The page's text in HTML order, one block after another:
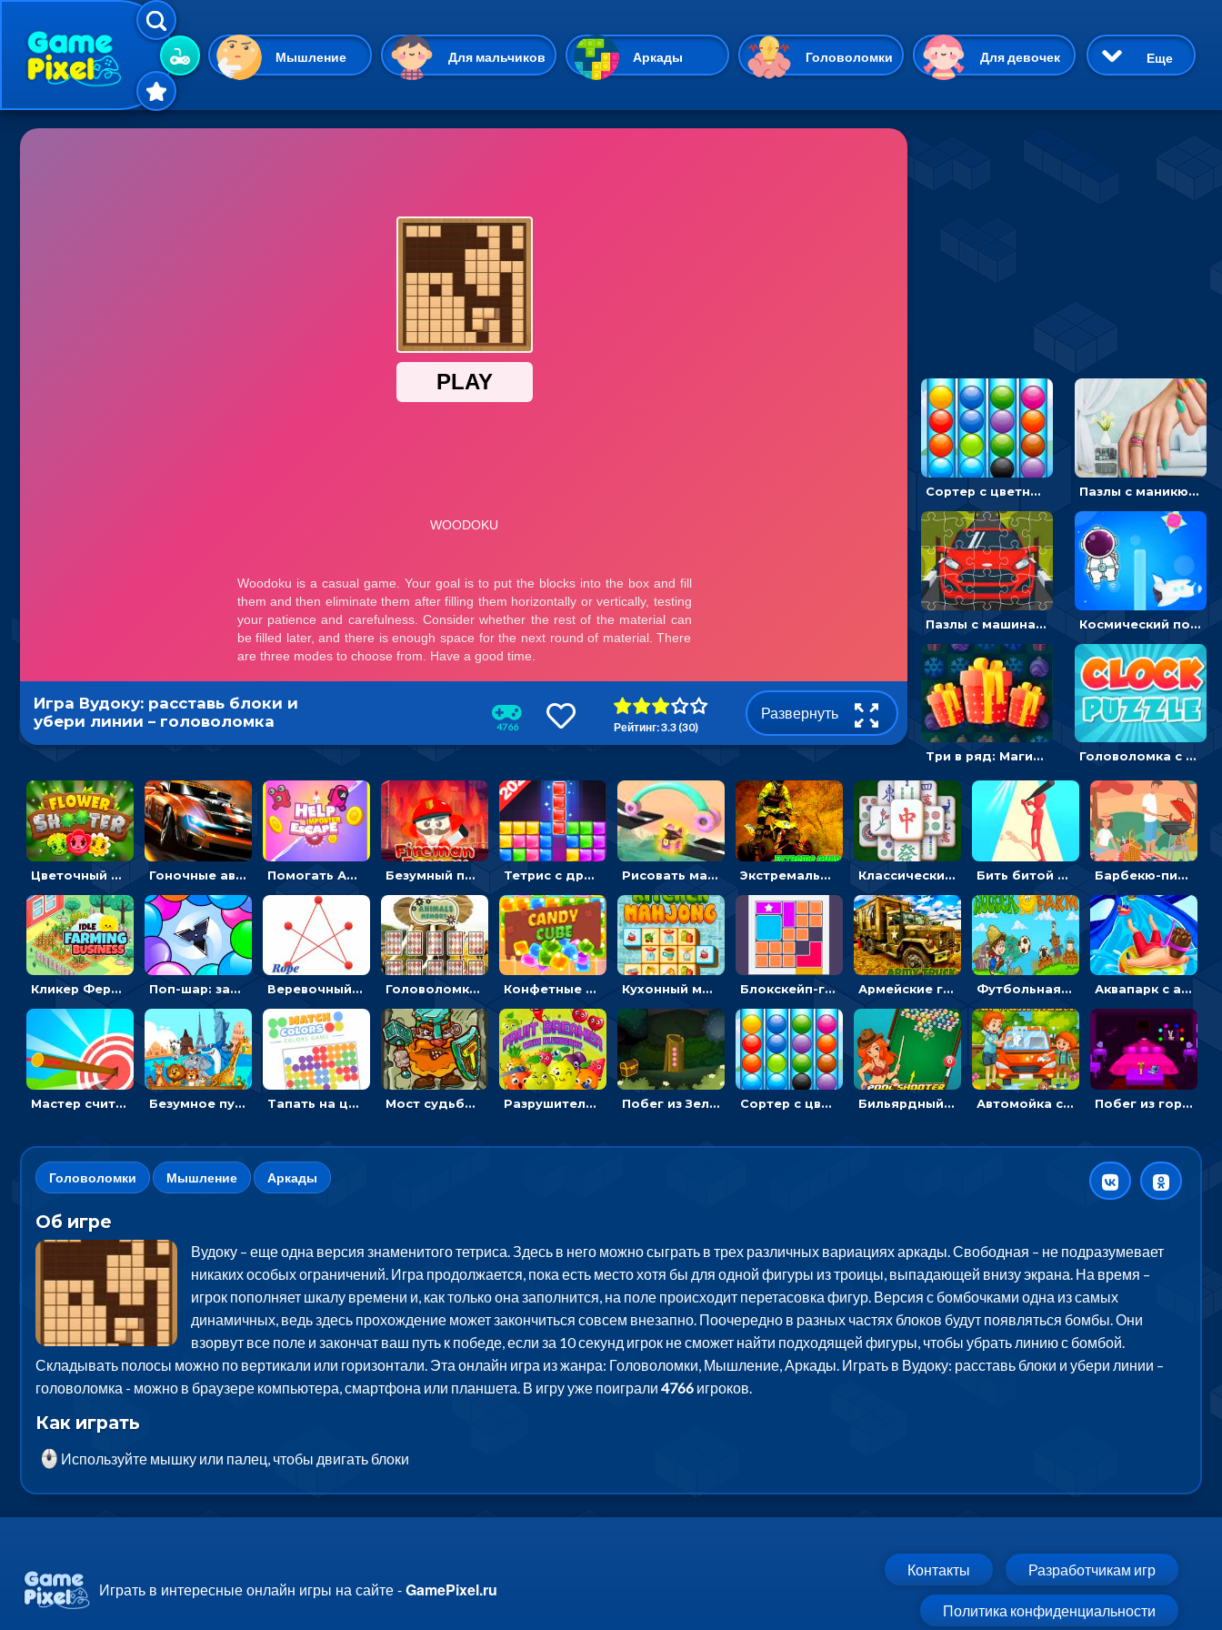
Мышление Для мальчиков Аркады Головоломки Для девочек
Гиперказуальные Казуальные Веселые 3D Приключения
Симуляторы
Пасьянс
Еще
Сортер с цветными шариками: размещать в колбах по цвету Пазлы с маникюром: собери идеальный рисунок для ногтей
Пазлы с машинами Форд: собирать картинки и открывать новые Космический побег: двигать космонавта, чтобы попасть к кораблю
Три в ряд: Магические рождественские драгоценности Головоломка с часами для детей: читать время по циферблату
Игра Вудоку: расставь блоки и
убери линии – головоломка
4766 Рейтинг: 3.3 (30)
Развернуть
Цветочный шутер: стрелять пчелками по цветам Гоночные авто в пазлах: разбей картинку и собери снова Помогать Амонг Ас бежать из комнаты через преграды - приключения Безумный пожарный: направлять шланг, чтобы тушить горящие бревна Тетрис с драгоценными камнями: расставляй блоки, чтобы получить линию - головоломка Рисовать машину и выигрывать гонку - для мальчиков Экстремальные пазлы с квадроциклами: собирать крутые тачки Классический маджонг на время: находить пары одинаковых плиток, чтобы расчищать поле Бить битой по шарику, чтобы сбивать кубики с буквами на пути к финишу - 3D Барбекю-пикник: искать скрытые предметы на картинках - головоломка
Кликер Фермерский бизнес: расти овощи, чтобы богатеть Поп-шар: запускать колючку, чтобы лопать воздушные шарики Веревочный мастер: двигай узелки и развязывай их Головоломка с животными: переворачивать карточки, чтобы находить пару Конфетные кубики: двигать сладости в сторону, чтобы стрелять по целям Кухонный маджонг: соединять пары посуды и расчищать поле Блокскейп-головоломка: двигать блоки, чтобы достать элемент со звездой Армейские грузовики в пазлах: собери военную машину Футбольная ферма: бей по мячу, чтобы забивать в ворота и ловить звезды Аквапарк с акулами: жми, чтобы лететь к финишу по волнам
Мастер считать стрелы: увеличивать запас, чтобы поразить больше целей Безумное путешествие друзей по миру: собирать пазлы из фото с животными Тапать на цветные точки, чтобы взрывать одинаковые - три в ряд Мост судьбы: прыгать по платформам и бить молотом орков Разрушитель фруктов: стрелять ягодами по ананасам Побег из Зеленого парка: решай ребусы, чтобы выбраться на свободу Сортер с цветными шариками: размещать в колбах по цвету Бильярдный пул: стрелять шариками, чтобы взрывать одинаковые Автомойка со скрытыми звездами: ищи на время Побег из горной деревни: решай головоломки, чтобы открыть ворота
Головоломки Мышление Аркады
Об игре
Вудоку – еще одна версия знаменитого тетриса. Здесь в него можно сыграть в трех различных вариациях аркады. Свободная – не подразумевает
никаких особых ограничений. Игра продолжается, пока есть место хотя бы для одной фигуры из троицы, выпадающей внизу экрана. На время –
игрок пополняет шкалу времени и, как только она заполнится, на поле происходит перетасовка фигур. Версия с бомбочками одна из самых
динамичных, ведь здесь прохождение может закончиться совсем внезапно. Поочередно в разных частях блоков будут появляться бомбы. Они
взорвут все поле и закончат ваш путь к победе, если за 10 секунд игрок не сможет найти подходящей фигуры, чтобы убрать линию с бомбой.
Складывать полосы можно по вертикали или горизонтали. Эта онлайн игра из жанра: Головоломки, Мышление, Аркады. Играть в Вудоку: расставь блоки и убери линии –
головоломка - можно в браузере компьютера, смартфона или планшета. В игру уже поиграли 4766игроков.
Как играть
Используйте мышку или палец, чтобы двигать блоки
Играть в интересные онлайн игры на сайте -GamePixel.ru
Контакты Разработчикам игр
Политика конфиденциальности